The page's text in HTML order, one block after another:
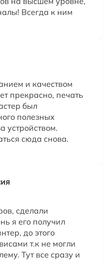
Всегда к ним
и качеством
прекрасно, печать
был
полезных
устройством.
сюда снова.
сделали
я его получил
до этого
т.к не могли
Тут все сразу и